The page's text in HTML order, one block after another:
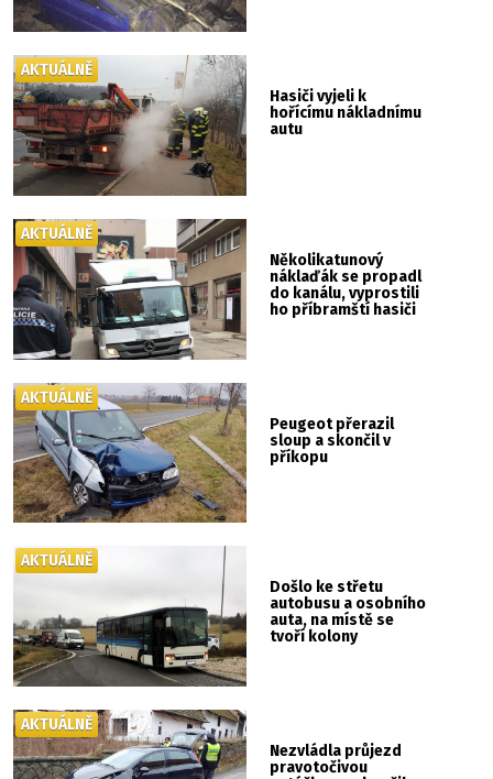
Hasiči vyjeli k
hořícímu nákladnímu
autu
AKTUÁLNĚ
Několikatunový
náklaďák se propadl
do kanálu, vyprostili
ho příbramští hasiči
AKTUÁLNĚ
Peugeot přerazil
sloup a skončil v
příkopu
AKTUÁLNĚ
Došlo ke střetu
autobusu a osobního
auta, na místě se
tvoří kolony
AKTUÁLNĚ
Nezvládla průjezd
pravotočivou
AKTUÁLNĚ